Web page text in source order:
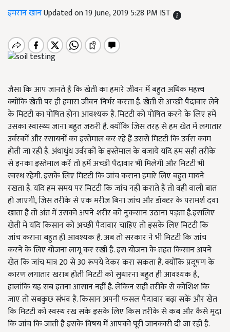
इमरान खानUpdated on 19 June, 2019 5:28 PM IST
जैसा कि आप जानते है कि खेती का हमारे जीवन में बहुत अधिक महत्त्व
क्योंकि खेती पर ही हमारा जीवन निर्भर करता है. खेती से अच्छी पैदावार लेने
के मिटटी का पोषित होना आवश्यक है. मिटटी को पोषित करने के लिए हमें
उसका स्वास्थ्य जाना बहुत जरुरी है. क्योंकि जिस तरह से हम खेत में लगातार
उर्वरकों और रसायनों का इस्तेमाल कर रहे हैं उससे मिटटी कि उर्वरा काम
होती जा रही है. अंधाधुंध उर्वरकों के इस्तेमाल के बजाये यदि हम सही तरीके
से इनका इस्तेमाल करें तो हमें अच्छी पैदावार भी मिलेगी और मिटटी भी
स्वस्थ रहेगी. इसके लिए मिटटी कि जांच कराना हमारे लिए बहुत मायने
रखता है. यदि हम समय पर मिटटी कि जांच नहीं कराते हैं तो वही वाली बात
हो जाएगी, जिस तरीके से एक मरीज बिना जांच और डॉक्टर के परामर्श दवा
खाता है तो अंत में उसको अपने शरीर को नुकसान उठाना पड़ता है.इसलिए
खेती में यदि किसान को अच्छी पैदावार चाहिए तो इसके लिए मिटटी कि
जांच कराना बहुत ही आवश्यक है. अब तो सरकार ने भी मिटटी कि जांच
करने के लिए योजना लागू कर रखी है. इस योजना के तहत किसान अपने
खेत कि जांच मात्र 20से30रूपये देकर करा सकता है. क्योंकि प्रदूषण के
कारण लगातार खराब होती मिटटी को सुधारना बहुत ही आवश्यक है,
हालांकि यह सब इतना आसान नहीं है. लेकिन सही तरीके से कोशिश कि
जाए तो सबकुछ संभव है. किसान अपनी फसल पैदावार बढ़ा सकें और खेत
कि मिटटी को स्वस्थ रख सके इसके लिए किस तरीके से कब और कैसे मृदा
कि जांच कि जाती है इसके विषय में आपको पूरी जानकारी दी जा रही है.